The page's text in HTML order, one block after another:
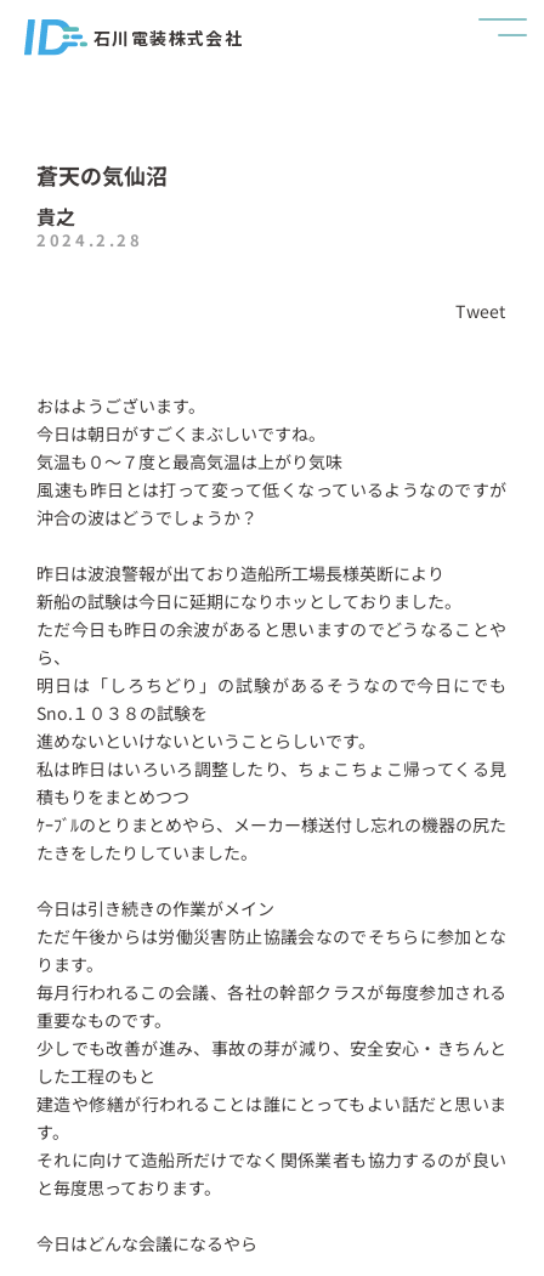
石川電装株式会社
蒼天の気仙沼
貴之
2024.2.28
Tweet
おはようございます。
今日は朝日がすごくまぶしいですね。
気温も０～７度と最高気温は上がり気味
風速も昨日とは打って変って低くなっているようなのですが
沖合の波はどうでしょうか？
昨日は波浪警報が出ており造船所工場長様英断により
新船の試験は今日に延期になりホッとしておりました。
ただ今日も昨日の余波があると思いますのでどうなることや
ら、
明日は「しろちどり」の試験があるそうなので今日にでも
Sno.１０３８の試験を
進めないといけないということらしいです。
私は昨日はいろいろ調整したり、ちょこちょこ帰ってくる見
積もりをまとめつつ
ｹｰﾌﾞﾙのとりまとめやら、メーカー様送付し忘れの機器の尻た
たきをしたりしていました。
今日は引き続きの作業がメイン
ただ午後からは労働災害防止協議会なのでそちらに参加とな
ります。
毎月行われるこの会議、各社の幹部クラスが毎度参加される
重要なものです。
少しでも改善が進み、事故の芽が減り、安全安心・きちんと
した工程のもと
建造や修繕が行われることは誰にとってもよい話だと思いま
す。
それに向けて造船所だけでなく関係業者も協力するのが良い
と毎度思っております。
今日はどんな会議になるやら